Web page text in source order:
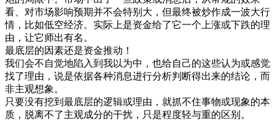
看、对市场影响预期并不会特别大，但最终被炒作成一波大行
情，比如低空经济。实际上是资金给了它一个上涨或下跌的理
由，让它师出有名。
最底层的因素还是资金推动！
我们会不自觉地陷入到我以为中，也给自己的这些认为或感觉
找了理由，说是依据各种消息进行分析判断得出来的结论，而
非主观想象。
只要没有挖到最底层的逻辑或理由，就抓不住事物或现象的本
质，脱离不了主观成分的干扰，只是程度轻与重的区别。